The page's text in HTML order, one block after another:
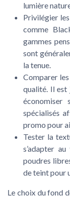
lumière
Privilégier
comme
gammes
sont
la tenue.
Comparer
qualité. Il est
spécialisés
promo pour
Tester la
s’adapter
poudres
de teint pour
Le choix du fond